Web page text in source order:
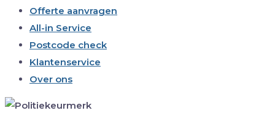
Offerte aanvragen
All-in Service
Postcode check
Klantenservice
Over ons